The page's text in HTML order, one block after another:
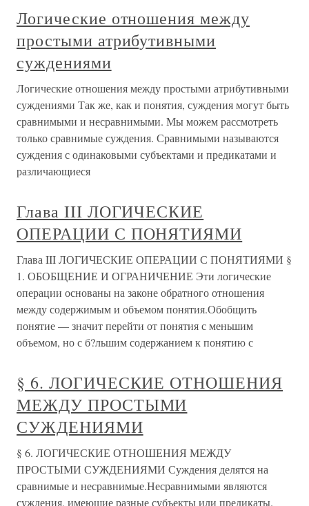
Логические отношения между
простыми атрибутивными
суждениями
Логические отношения между простыми атрибутивными
суждениями Так же, как и понятия, суждения могут быть
сравнимыми и несравнимыми. Мы можем рассмотреть
только сравнимые суждения. Сравнимыми называются
суждения с одинаковыми субъектами и предикатами и
различающиеся
Глава III ЛОГИЧЕСКИЕ
ОПЕРАЦИИ С ПОНЯТИЯМИ
Глава III ЛОГИЧЕСКИЕ ОПЕРАЦИИ С ПОНЯТИЯМИ §
1. ОБОБЩЕНИЕ И ОГРАНИЧЕНИЕ Эти логические
операции основаны на законе обратного отношения
между содержимым и объемом понятия.Обобщить
понятие — значит перейти от понятия с меньшим
объемом, но с б?льшим содержанием к понятию с
§ 6. ЛОГИЧЕСКИЕ ОТНОШЕНИЯ
МЕЖДУ ПРОСТЫМИ
СУЖДЕНИЯМИ
§ 6. ЛОГИЧЕСКИЕ ОТНОШЕНИЯ МЕЖДУ
ПРОСТЫМИ СУЖДЕНИЯМИ Суждения делятся на
сравнимые и несравнимые.Несравнимыми являются
суждения, имеющие разные субъекты или предикаты.